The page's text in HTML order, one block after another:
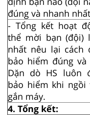
đúng và nhanh
- Tổng kết hoạt
thể mời bạn (đội)
nhất nêu lại cách
bảo hiểm đúng và
Dặn dò HS luôn
bảo hiểm khi ngồi
gắn máy.
4. Tổng kết: